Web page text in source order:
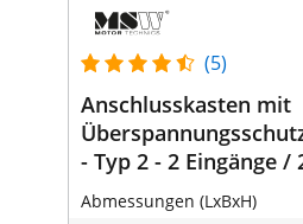
(5)
Anschlusskasten mit
- Typ 2 - 2 Eingänge /
600 V - IP65
Abmessungen (LxBxH)